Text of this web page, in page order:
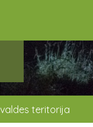
teritorija